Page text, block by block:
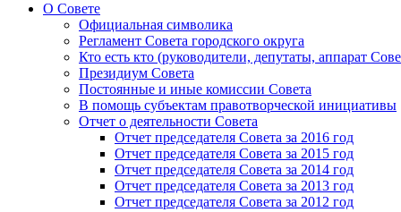
О Совете
Официальная символика
Регламент Совета городского округа
Кто есть кто (руководители, депутаты, аппарат
Президиум Совета
Постоянные и иные комиссии Совета
В помощь субъектам правотворческой инициативы
Отчет о деятельности Совета
Отчет председателя Совета за 2016 год
Отчет председателя Совета за 2015 год
Отчет председателя Совета за 2014 год
Отчет председателя Совета за 2013 год
Отчет председателя Совета за 2012 год